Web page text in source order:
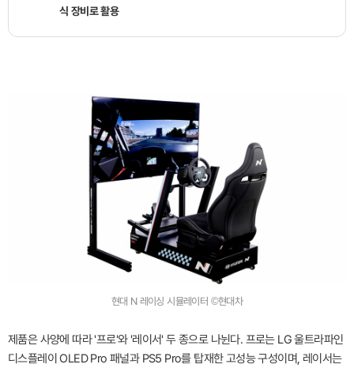
식 장비로 활용
현대 N 레이싱 시뮬레이터 ©현대차
제품은 사양에 따라 '프로'와 '레이서' 두 종으로 나뉜다. 프로는 LG 울트라파인
디스플레이 OLED Pro 패널과 PS5 Pro를 탑재한 고성능 구성이며, 레이서는